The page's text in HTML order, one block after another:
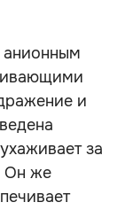
и
за
Он же